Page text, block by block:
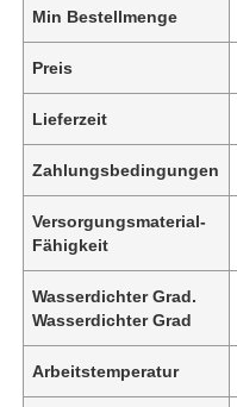
Min Bestellmenge
Preis
Lieferzeit
Zahlungsbedingungen
Versorgungsmaterial-
Fähigkeit
Wasserdichter Grad.
Wasserdichter Grad
Arbeitstemperatur